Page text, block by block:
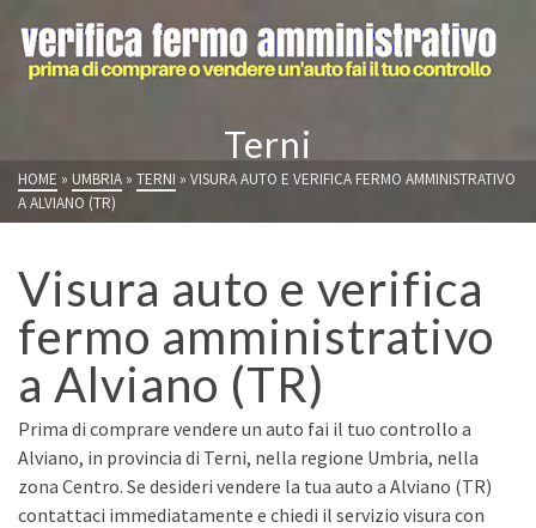
Terni
HOME » UMBRIA » TERNI » VISURA AUTO E VERIFICA FERMO AMMINISTRATIVO
A ALVIANO (TR)
Visura auto e verifica
fermo amministrativo
a Alviano (TR)
Prima di comprare vendere un auto fai il tuo controllo a
Alviano, in provincia di Terni, nella regione Umbria, nella
zona Centro. Se desideri vendere la tua auto a Alviano (TR)
contattaci immediatamente e chiedi il servizio visura con